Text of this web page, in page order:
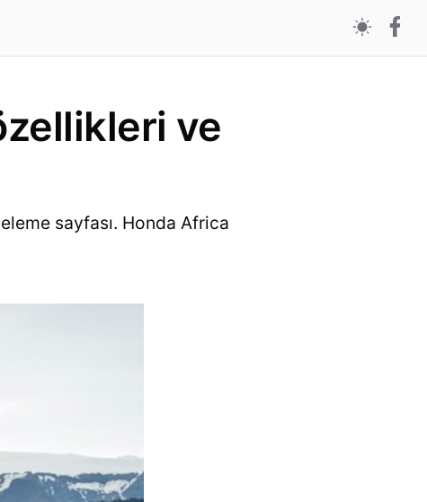
ve
sayfası. Honda Africa